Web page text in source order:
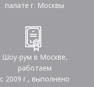
палате г. Москвы
Шоу-рум в Москве,
работаем
с 2009 г., выполнено